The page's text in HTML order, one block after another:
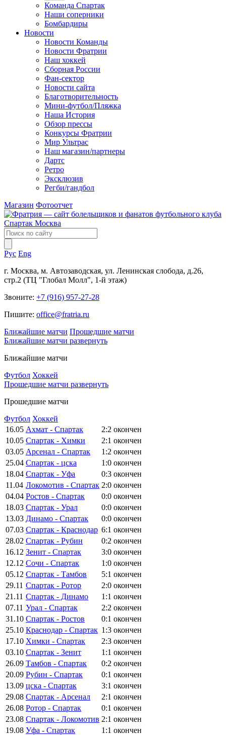
Команда Спартак
Наши соперники
Бомбардиры
Новости
Новости Команды
Новости Фратрии
Наш хоккей
Сборная России
Фан-cектор
Новости сайта
Благотворительность
Мини-футбол/Пляжка
Наша История
Обзор прессы
Конкурсы Фратрии
Мир Ультрас
Наш магазин/партнеры
Дартс
Ретро
Эксклюзив
Регби/гандбол
Магазин Фотоотчет
Рус Eng
г. Москва, м. Автозаводская, ул. Ленинская слобода, д.26,
стр.2 (ТЦ "Глобал Молл", 1-й этаж)
Звоните: +7 (916) 957-27-28
Пишите: office@fratria.ru
Ближайшие матчи Прошедшие матчи
Ближайшие матчи развернуть
Ближайшие матчи
Футбол Хоккей
Прошедшие матчи развернуть
Прошедшие матчи
Футбол Хоккей
16.05 Ахмат - Спартак 2:2 окончен
10.05 Спартак - Химки 2:1 окончен
03.05 Арсенал - Спартак 1:2 окончен
25.04 Спартак - цска 1:0 окончен
18.04 Спартак - Уфа 0:3 окончен
11.04 Локомотив - Спартак 2:0 окончен
04.04 Ростов - Спартак 0:0 окончен
18.03 Спартак - Урал 0:0 окончен
13.03 Динамо - Спартак 0:0 окончен
07.03 Спартак - Краснодар 6:1 окончен
28.02 Спартак - Рубин 0:2 окончен
16.12 Зенит - Спартак 3:0 окончен
12.12 Сочи - Спартак 1:0 окончен
05.12 Спартак - Тамбов 5:1 окончен
29.11 Спартак - Ротор 2:0 окончен
21.11 Спартак - Динамо 1:1 окончен
07.11 Урал - Спартак 2:2 окончен
31.10 Спартак - Ростов 0:1 окончен
25.10 Краснодар - Спартак 1:3 окончен
17.10 Химки - Спартак 2:3 окончен
03.10 Спартак - Зенит 1:1 окончен
26.09 Тамбов - Спартак 0:2 окончен
20.09 Рубин - Спартак 0:1 окончен
13.09 цска - Спартак 3:1 окончен
29.08 Спартак - Арсенал 2:1 окончен
26.08 Ротор - Спартак 0:1 окончен
23.08 Спартак - Локомотив 2:1 окончен
19.08 Уфа - Спартак 1:1 окончен